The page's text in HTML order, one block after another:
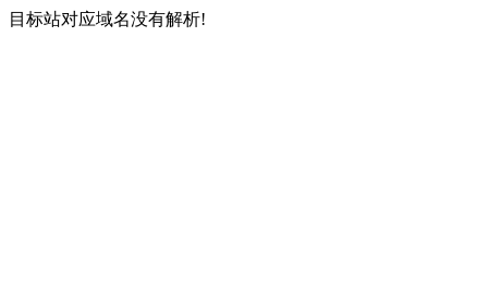
目标站对应域名没有解析!